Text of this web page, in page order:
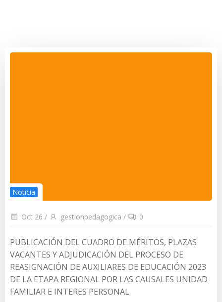
Noticia
Oct 26 / gestionpedagogica / 0
PUBLICACIÓN DEL CUADRO DE MÉRITOS, PLAZAS
VACANTES Y ADJUDICACIÓN DEL PROCESO DE
REASIGNACIÓN DE AUXILIARES DE EDUCACIÓN 2023
DE LA ETAPA REGIONAL POR LAS CAUSALES UNIDAD
FAMILIAR E INTERES PERSONAL.